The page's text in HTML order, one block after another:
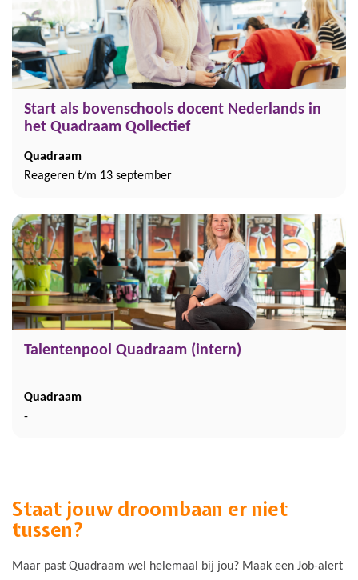
Start als bovenschools docent Nederlands in
het Quadraam Qollectief
Quadraam
Reageren t/m 13 september
Talentenpool Quadraam (intern)
Quadraam
-
Staat jouw droombaan er niet
tussen?
Maar past Quadraam wel helemaal bij jou? Maak een Job-alert